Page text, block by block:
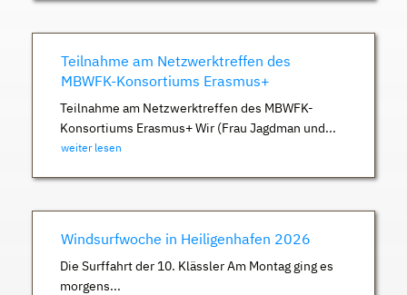
Teilnahme am Netzwerktreffen des
MBWFK-Konsortiums Erasmus+
Teilnahme am Netzwerktreffen des MBWFK-
Konsortiums Erasmus+ Wir (Frau Jagdman und...
weiter lesen
Windsurfwoche in Heiligenhafen 2026
Die Surffahrt der 10. Klässler Am Montag ging es
morgens...